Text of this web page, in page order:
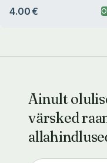
4.00 €
Ainult
värsked